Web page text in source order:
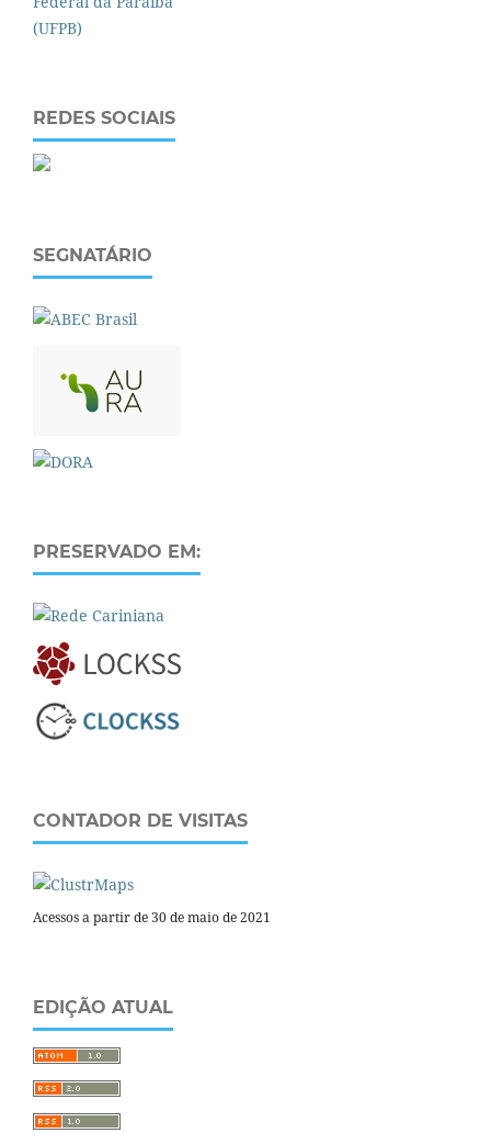
REDES SOCIAIS
SEGNATÁRIO
PRESERVADO EM:
CONTADOR DE VISITAS
Acessos a partir de 30 de maio de 2021
EDIÇÃO ATUAL